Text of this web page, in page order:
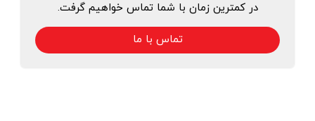
در کمترین زمان با شما تماس خواهیم گرفت.
تماس با ما